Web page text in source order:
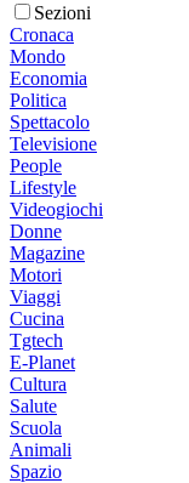
Sezioni
Cronaca
Mondo
Economia
Politica
Spettacolo
Televisione
People
Lifestyle
Videogiochi
Donne
Magazine
Motori
Viaggi
Cucina
Tgtech
E-Planet
Cultura
Salute
Scuola
Animali
Spazio